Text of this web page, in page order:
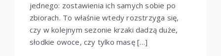
jednego: zostawienia ich samych sobie po
zbiorach. To właśnie wtedy rozstrzyga się,
czy w kolejnym sezonie krzaki dadzą duże,
słodkie owoce, czy tylko masę […]